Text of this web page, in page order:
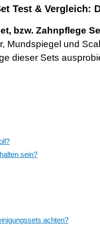
Test & Vergleich:
bzw. Zahnpflege
Mundspiegel und
dieser Sets
sein?
achten?